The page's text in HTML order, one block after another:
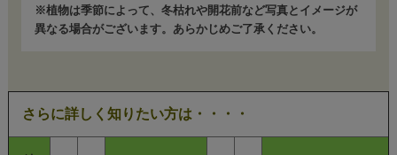
※植物は季節によって、冬枯れや開花前など写真とイメージが
異なる場合がございます。あらかじめご了承ください。
さらに詳しく知りたい方は・・・・